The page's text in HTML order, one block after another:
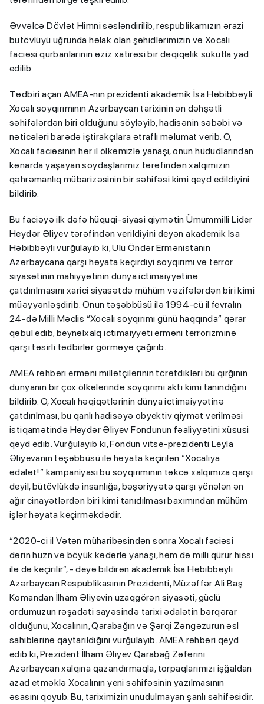
Əvvəlcə Dövlət Himni səsləndirilib, respublikamızın ərazi
bütövlüyü uğrunda həlak olan şəhidlərimizin və Xocalı
faciəsi qurbanlarının əziz xatirəsi bir dəqiqəlik sükutla yad
edilib.
Tədbiri açan AMEA-nın prezidenti akademik İsa Həbibbəyli
Xocalı soyqırımının Azərbaycan tarixinin ən dəhşətli
səhifələrdən biri olduğunu söyləyib, hadisənin səbəbi və
nəticələri barədə iştirakçılara ətraflı məlumat verib. O,
Xocalı faciəsinin hər il ölkəmizlə yanaşı, onun hüdudlarından
kənarda yaşayan soydaşlarımız tərəfindən xalqımızın
qəhrəmanlıq mübarizəsinin bir səhifəsi kimi qeyd edildiyini
bildirib.
Bu faciəyə ilk dəfə hüquqi-siyasi qiymətin Ümummilli Lider
Heydər Əliyev tərəfindən verildiyini deyən akademik İsa
Həbibbəyli vurğulayıb ki, Ulu Öndər Ermənistanın
Azərbaycana qarşı həyata keçirdiyi soyqırımı və terror
siyasətinin mahiyyətinin dünya ictimaiyyətinə
çatdırılmasını xarici siyasətdə mühüm vəzifələrdən biri kimi
müəyyənləşdirib. Onun təşəbbüsü ilə 1994-cü il fevralın
24-də Milli Məclis “Xocalı soyqırımı günü haqqında” qərar
qəbul edib, beynəlxalq ictimaiyyəti erməni terrorizminə
qarşı təsirli tədbirlər görməyə çağırıb.
AMEA rəhbəri erməni millətçilərinin törətdikləri bu qırğının
dünyanın bir çox ölkələrində soyqırımı aktı kimi tanındığını
bildirib. O, Xocalı həqiqətlərinin dünya ictimaiyyətinə
çatdırılması, bu qanlı hadisəyə obyektiv qiymət verilməsi
istiqamətində Heydər Əliyev Fondunun fəaliyyətini xüsusi
qeyd edib. Vurğulayıb ki, Fondun vitse-prezidenti Leyla
Əliyevanın təşəbbüsü ilə həyata keçirilən “Xocalıya
ədalət!” kampaniyası bu soyqırımının təkcə xalqımıza qarşı
deyil, bütövlükdə insanlığa, bəşəriyyətə qarşı yönələn ən
ağır cinayətlərdən biri kimi tanıdılması baxımından mühüm
işlər həyata keçirməkdədir.
“2020-ci il Vətən müharibəsindən sonra Xocalı faciəsi
dərin hüzn və böyük kədərlə yanaşı, həm də milli qürur hissi
ilə də keçirilir”, - deyə bildirən akademik İsa Həbibbəyli
Azərbaycan Respublikasının Prezidenti, Müzəffər Ali Baş
Komandan İlham Əliyevin uzaqgörən siyasəti, güclü
ordumuzun rəşadəti sayəsində tarixi ədalətin bərqərar
olduğunu, Xocalının, Qarabağın və Şərqi Zəngəzurun əsl
sahiblərinə qaytarıldığını vurğulayıb. AMEA rəhbəri qeyd
edib ki, Prezident İlham Əliyev Qarabağ Zəfərini
Azərbaycan xalqına qazandırmaqla, torpaqlarımızı işğaldan
azad etməklə Xocalının yeni səhifəsinin yazılmasının
əsasını qoyub. Bu, tariximizin unudulmayan şanlı səhifəsidir.